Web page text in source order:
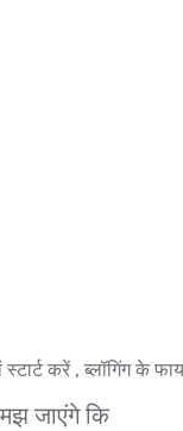
करें , ब्लॉगिंग के
जाएंगे कि